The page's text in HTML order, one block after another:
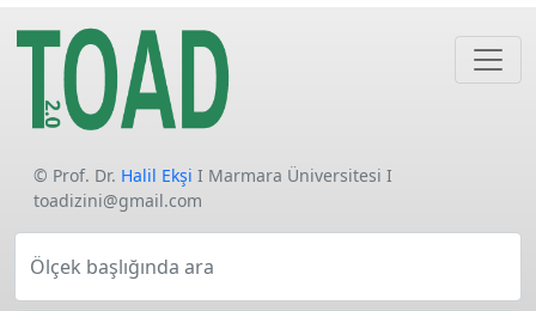
© Prof. Dr. Halil Ekşi I Marmara Üniversitesi I
toadizini@gmail.com
Ölçek başlığında ara